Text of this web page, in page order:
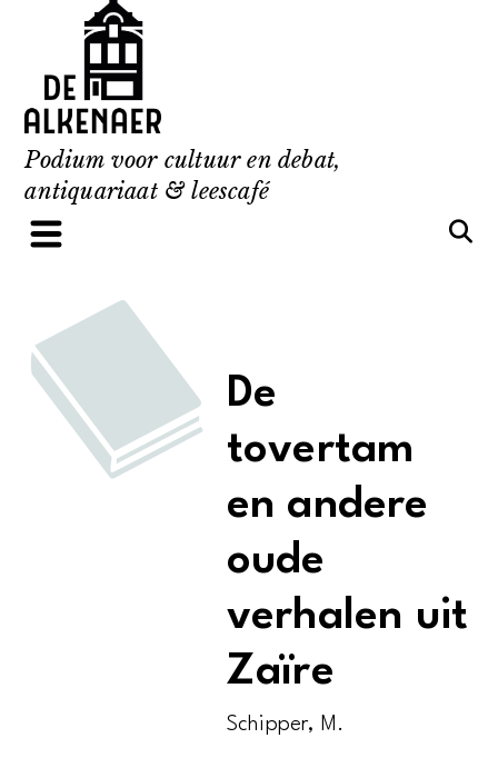
content
Podium voor cultuur en debat,
antiquariaat & leescafé
De
tovertam
en andere
oude
verhalen uit
Zaïre
Schipper, M.